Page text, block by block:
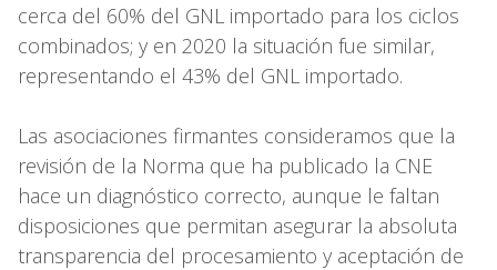
cerca del 60% del GNL importado para los ciclos
combinados; y en 2020 la situación fue similar,
representando el 43% del GNL importado.
Las asociaciones firmantes consideramos que la
revisión de la Norma que ha publicado la CNE
hace un diagnóstico correcto, aunque le faltan
disposiciones que permitan asegurar la absoluta
transparencia del procesamiento y aceptación de